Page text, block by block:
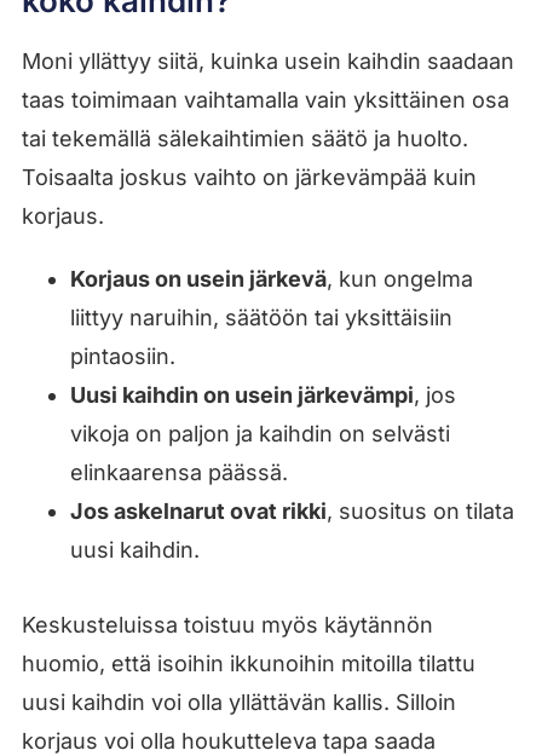
Moni yllättyy siitä, kuinka usein kaihdin saadaan
taas toimimaan vaihtamalla vain yksittäinen osa
tai tekemällä sälekaihtimien säätö ja huolto.
Toisaalta joskus vaihto on järkevämpää kuin
korjaus.
Korjaus on usein järkevä, kun ongelma
liittyy naruihin, säätöön tai yksittäisiin
pintaosiin.
Uusi kaihdin on usein järkevämpi, jos
vikoja on paljon ja kaihdin on selvästi
elinkaarensa päässä.
Jos askelnarut ovat rikki, suositus on tilata
uusi kaihdin.
Keskusteluissa toistuu myös käytännön
huomio, että isoihin ikkunoihin mitoilla tilattu
uusi kaihdin voi olla yllättävän kallis. Silloin
korjaus voi olla houkutteleva tapa saada